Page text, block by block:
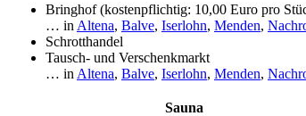
Bringhof (kostenpflichtig: 10,00 Euro pro
… in Altena, Balve, Iserlohn, Menden,
Schrotthandel
Tausch- und Verschenkmarkt
… in Altena, Balve, Iserlohn, Menden,
Sauna